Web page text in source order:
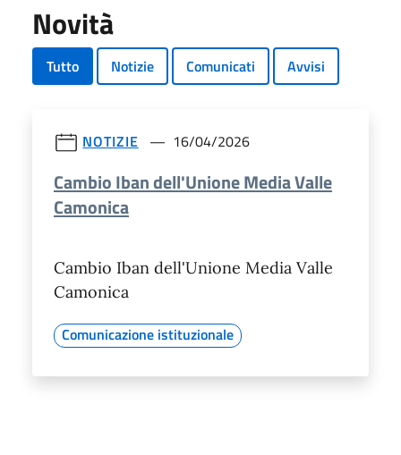
Novità
Tutto Notizie Comunicati Avvisi
NOTIZIE 16/04/2026
Cambio Iban dell'Unione Media Valle
Camonica
Cambio Iban dell'Unione Media Valle
Camonica
Comunicazione istituzionale